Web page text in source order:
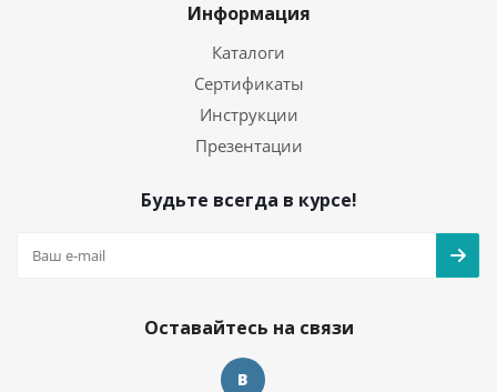
Информация
Каталоги
Сертификаты
Инструкции
Презентации
Будьте всегда в курсе!
Оставайтесь на связи